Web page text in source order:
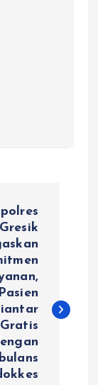
Gresik
Pasien
Gratis